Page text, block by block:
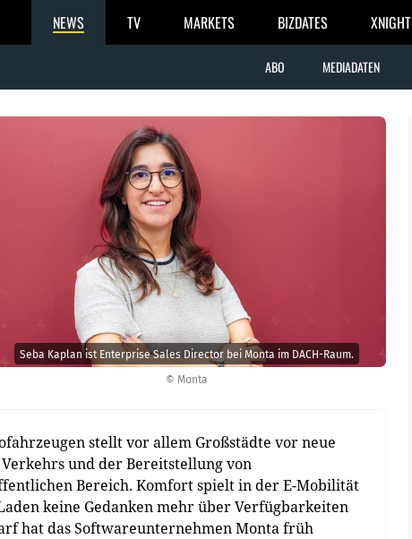
NEWS TV MARKETS BIZDATES XNIGHT
ABO MEDIADATEN
© Monta
Seba Kaplan ist Enterprise Sales Director bei Monta im DACH-Raum.
stellt vor allem Großstädte vor neue
und der Bereitstellung von
Bereich. Komfort spielt in der E-Mobilität
keine Gedanken mehr über Verfügbarkeiten
hat das Softwareunternehmen Monta früh